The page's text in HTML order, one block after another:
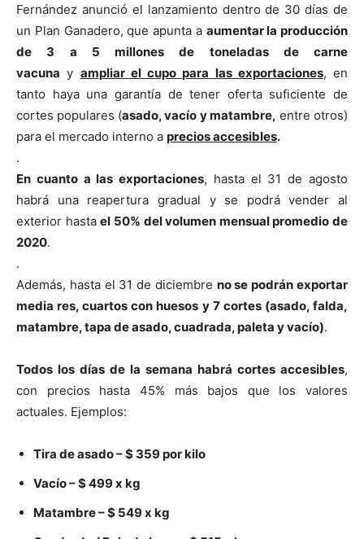
Fernández anunció el lanzamiento dentro de 30 días de
un Plan Ganadero, que apunta a aumentar la producción
de 3 a 5 millones de toneladas de carne
vacuna y ampliar el cupo para las exportaciones, en
tanto haya una garantía de tener oferta suficiente de
cortes populares (asado, vacío y matambre, entre otros)
para el mercado interno a preciosaccesibles.
.
En cuanto a las exportaciones, hasta el 31 de agosto
habrá una reapertura gradual y se podrá vender al
exterior hastael 50% del volumen mensual promedio de
2020.
.
Además, hasta el 31 de diciembre no se podrán exportar
media res, cuartos con huesos y 7 cortes (asado, falda,
matambre, tapa de asado, cuadrada, paleta y vacío).
Todos los días de la semana habrá cortes accesibles,
con precios hasta 45% más bajos que los valores
actuales. Ejemplos:
Tira de asado – $ 359 por kilo
Vacío – $ 499 x kg
Matambre – $ 549 x kg